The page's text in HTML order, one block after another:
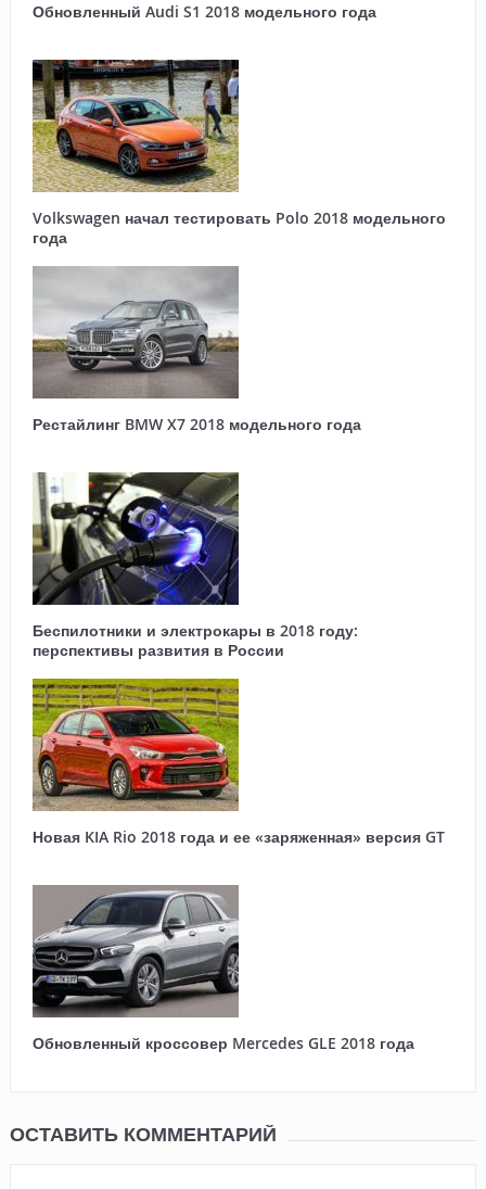
Обновленный Audi S1 2018 модельного года
Volkswagen начал тестировать Polo 2018 модельного
года
Рестайлинг BMW X7 2018 модельного года
Беспилотники и электрокары в 2018 году:
перспективы развития в России
Новая KIA Rio 2018 года и ее «заряженная» версия GT
Обновленный кроссовер Mercedes GLE 2018 года
ОСТАВИТЬ КОММЕНТАРИЙ